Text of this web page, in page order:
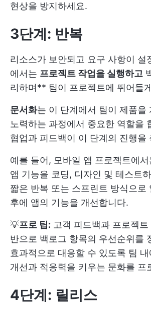
현상을 방지하세요.
3단계: 반복
리소스가 보안되고 요구 사항이 설
에서는 프로젝트 작업을 실행하고
리하며** 팀이 프로젝트에 뛰어들
문서화는 이 단계에서 팀이 제품을
노력하는 과정에서 중요한 역할을
협업과 피드백이 이 단계의 진행을
예를 들어, 모바일 앱 프로젝트에
앱 기능을 코딩, 디자인 및 테스트
짧은 반복 또는 스프린트 방식으로
후에 앱의 기능을 개선합니다.
💡프로 팁: 고객 피드백과 프로젝
반으로 백로그 항목의 우선순위를
효과적으로 대응할 수 있도록 팀
개선과 적응력을 키우는 문화를 프
4단계: 릴리스